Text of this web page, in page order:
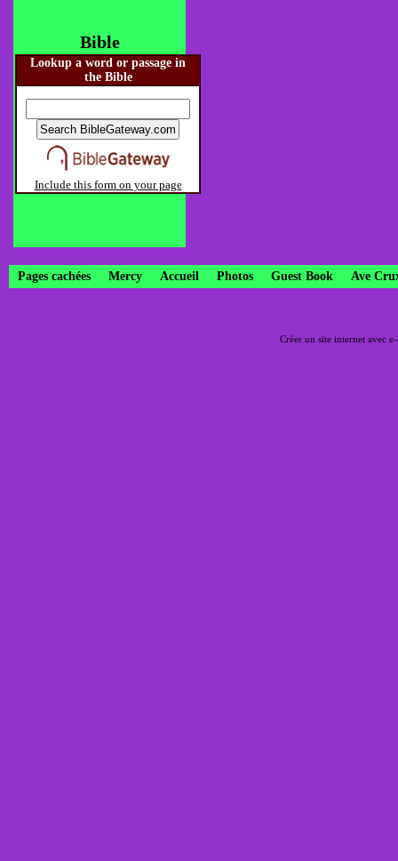
Bible
Lookup a word or passage in
the Bible
Include this form on your page
Pages cachées Mercy Accueil Photos Guest Book Ave
Créer un site internet avec